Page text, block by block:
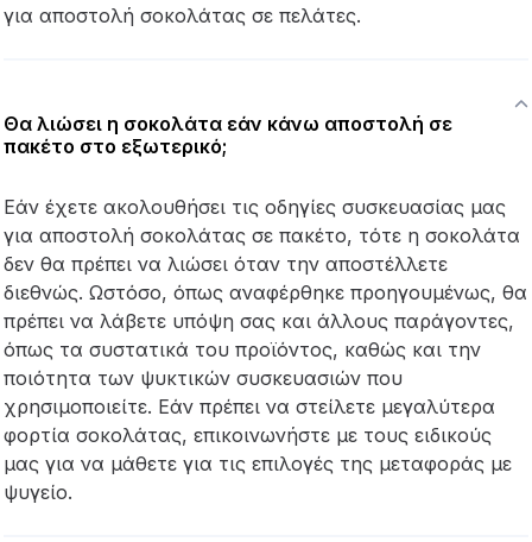
για αποστολή σοκολάτας σε πελάτες.
Θα λιώσει η σοκολάτα εάν κάνω αποστολή σε
πακέτο στο εξωτερικό;
Εάν έχετε ακολουθήσει τις οδηγίες συσκευασίας μας
για αποστολή σοκολάτας σε πακέτο, τότε η σοκολάτα
δεν θα πρέπει να λιώσει όταν την αποστέλλετε
διεθνώς. Ωστόσο, όπως αναφέρθηκε προηγουμένως, θα
πρέπει να λάβετε υπόψη σας και άλλους παράγοντες,
όπως τα συστατικά του προϊόντος, καθώς και την
ποιότητα των ψυκτικών συσκευασιών που
χρησιμοποιείτε. Εάν πρέπει να στείλετε μεγαλύτερα
φορτία σοκολάτας, επικοινωνήστε με τους ειδικούς
μας για να μάθετε για τις επιλογές της μεταφοράς με
ψυγείο.